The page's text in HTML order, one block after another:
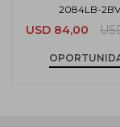
2084LB-
USD 84,00